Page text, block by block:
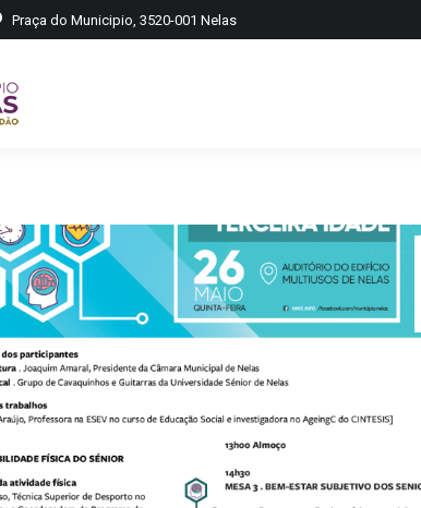
Praça do Municipio, 3520-001 Nelas